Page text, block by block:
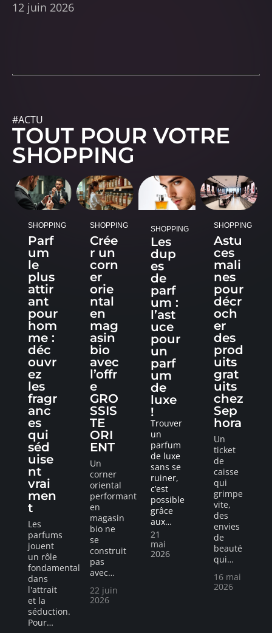
12 juin 2026
#ACTU
TOUT POUR VOTRE
SHOPPING
SHOPPING
Parf
um
le
plus
attir
ant
pour
hom
me :
déc
ouvr
ez
les
fragr
anc
es
qui
séd
uise
nt
vrai
men
t
Les
parfums
jouent
un rôle
fondamental
dans
l'attrait
et la
séduction.
Pour…
SHOPPING
Crée
r un
corn
er
orie
ntal
en
mag
asin
bio
avec
l’offr
e
GRO
SSIS
TE
ORI
ENT
Un
corner
oriental
performant
en
magasin
bio ne
se
construit
pas
avec…
22 juin
2026
SHOPPING
Les
dup
es
de
parf
um :
l’ast
uce
pour
un
parf
um
de
luxe
!
Trouver
un
parfum
de luxe
sans se
ruiner,
c’est
possible
grâce
aux…
21
mai
2026
SHOPPING
Astu
ces
mali
nes
pour
décr
och
er
des
prod
uits
grat
uits
chez
Sep
hora
Un
ticket
de
caisse
qui
grimpe
vite,
des
envies
de
beauté
qui…
16 mai
2026